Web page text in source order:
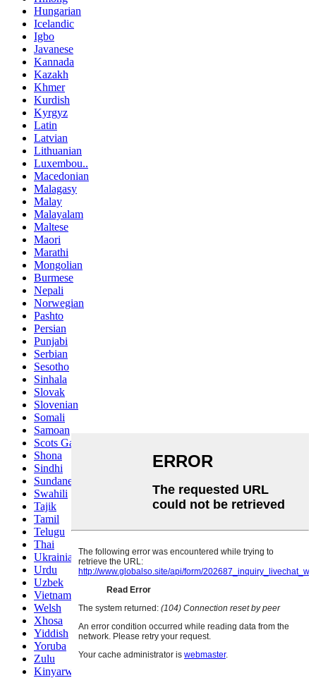
Hungarian
Icelandic
Igbo
Javanese
Kannada
Kazakh
Khmer
Kurdish
Kyrgyz
Latin
Latvian
Lithuanian
Luxembou..
Macedonian
Malagasy
Malay
Malayalam
Maltese
Maori
Marathi
Mongolian
Burmese
Nepali
Norwegian
Pashto
Persian
Punjabi
Serbian
Sesotho
Sinhala
Slovak
Slovenian
Somali
Samoan
Scots Gaelic
Shona
Sindhi
Sundanese
Swahili
Tajik
Tamil
Telugu
Thai
Ukrainian
Urdu
Uzbek
Vietnamese
Welsh
Xhosa
Yiddish
Yoruba
Zulu
Kinyarwanda